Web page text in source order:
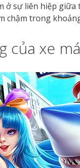
ở sự liên hiệp
chậm trong
của xe